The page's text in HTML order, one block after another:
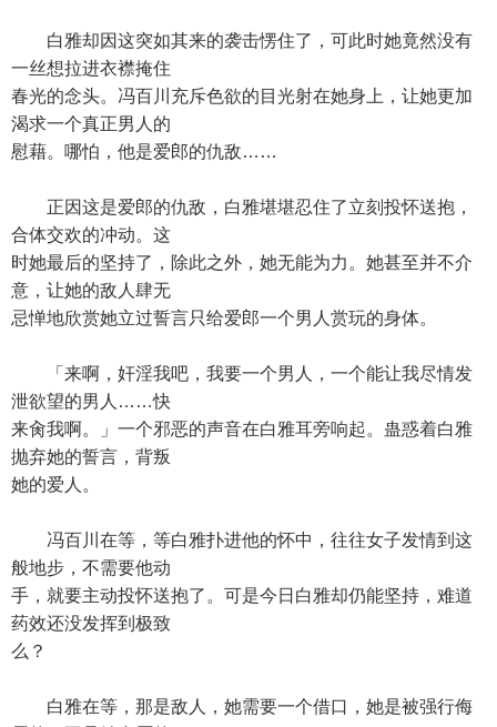
白雅却因这突如其来的袭击愣住了，可此时她竟然没有
一丝想拉进衣襟掩住
春光的念头。冯百川充斥色欲的目光射在她身上，让她更加
渴求一个真正男人的
慰藉。哪怕，他是爱郎的仇敌……
正因这是爱郎的仇敌，白雅堪堪忍住了立刻投怀送抱，
合体交欢的冲动。这
时她最后的坚持了，除此之外，她无能为力。她甚至并不介
意，让她的敌人肆无
忌惮地欣赏她立过誓言只给爱郎一个男人赏玩的身体。
「来啊，奸淫我吧，我要一个男人，一个能让我尽情发
泄欲望的男人……快
来肏我啊。」一个邪恶的声音在白雅耳旁响起。蛊惑着白雅
抛弃她的誓言，背叛
她的爱人。
冯百川在等，等白雅扑进他的怀中，往往女子发情到这
般地步，不需要他动
手，就要主动投怀送抱了。可是今日白雅却仍能坚持，难道
药效还没发挥到极致
么？
白雅在等，那是敌人，她需要一个借口，她是被强行侮